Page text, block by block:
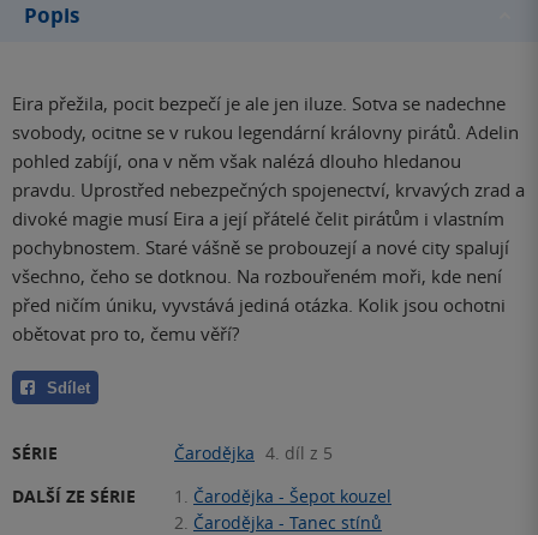
Popis
Eira přežila, pocit bezpečí je ale jen iluze. Sotva se nadechne
svobody, ocitne se v rukou legendární královny pirátů. Adelin
pohled zabíjí, ona v něm však nalézá dlouho hledanou
pravdu. Uprostřed nebezpečných spojenectví, krvavých zrad a
divoké magie musí Eira a její přátelé čelit pirátům i vlastním
pochybnostem. Staré vášně se probouzejí a nové city spalují
všechno, čeho se dotknou. Na rozbouřeném moři, kde není
před ničím úniku, vyvstává jediná otázka. Kolik jsou ochotni
obětovat pro to, čemu věří?
Sdílet
SÉRIE Čarodějka 4. díl z 5
DALŠÍ ZE SÉRIE
1. Čarodějka - Šepot kouzel
2. Čarodějka - Tanec stínů